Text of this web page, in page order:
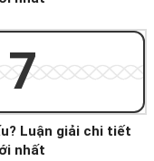
Luận giải chi tiết
nhất